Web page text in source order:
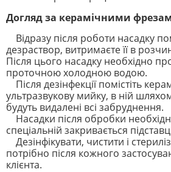
Догляд за керамічними
Відразу після роботи насадку
дезраствор, витримаєте її в
Після цього насадку необхідно
проточною холодною водою.
Після дезінфекції помістіть
ультразвукову мийку, в ній шляхом
будуть видалені всі забруднення.
Насадки після обробки
спеціальній закривається
Дезінфікувати, чистити і
потрібно після кожного
клієнта.